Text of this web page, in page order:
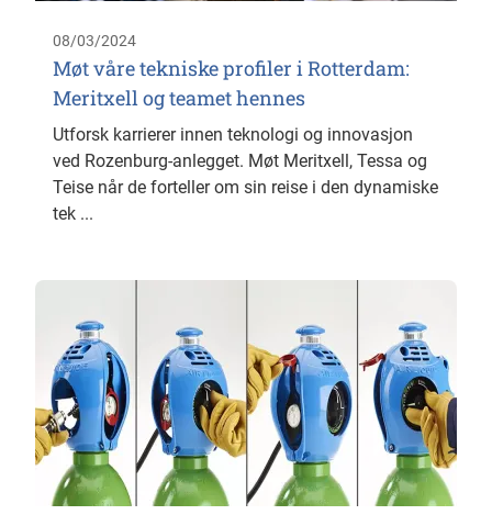
08/03/2024
Møt våre tekniske profiler i Rotterdam:
Meritxell og teamet hennes
Utforsk karrierer innen teknologi og innovasjon
ved Rozenburg-anlegget. Møt Meritxell, Tessa og
Teise når de forteller om sin reise i den dynamiske
tek ...